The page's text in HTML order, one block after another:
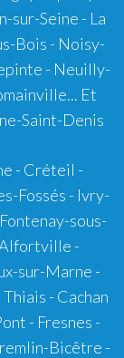
sur-Seine - La
Bois - Noisy-
- Neuilly-
Et
Saint-Denis
- Créteil -
Fossés - Ivry-
sous-
Alfortville -
sur-Marne -
- Cachan
- Fresnes -
Bicêtre -